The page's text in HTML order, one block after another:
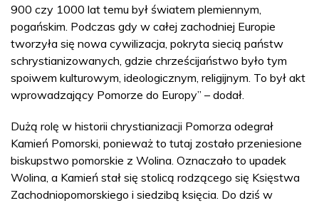
900 czy 1000 lat temu był światem plemiennym,
pogańskim. Podczas gdy w całej zachodniej Europie
tworzyła się nowa cywilizacja, pokryta siecią państw
schrystianizowanych, gdzie chrześcijaństwo było tym
spoiwem kulturowym, ideologicznym, religijnym. To był akt
wprowadzający Pomorze do Europy” – dodał.
Dużą rolę w historii chrystianizacji Pomorza odegrał
Kamień Pomorski, ponieważ to tutaj zostało przeniesione
biskupstwo pomorskie z Wolina. Oznaczało to upadek
Wolina, a Kamień stał się stolicą rodzącego się Księstwa
Zachodniopomorskiego i siedzibą księcia. Do dziś w